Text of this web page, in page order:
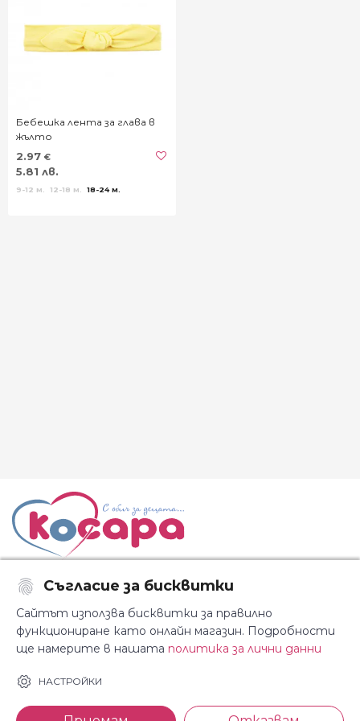
Бебешка лента за глава в
жълто
2.97 €
5.81 лв.
9-12 м. 12-18 м. 18-24 м.
Последвайте ни:
За Косара
За нас
Общи условия
Съгласие за бисквитки
Сайтът използва бисквитки за правилно
функциониране като онлайн магазин. Подробности
ще намерите в нашата политика за лични данни
НАСТРОЙКИ